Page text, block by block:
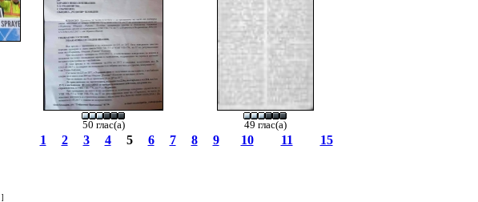
50 глас(а) 49 глас(а)
1 2 3 4 5 6 7 8 9 10 11 15
]